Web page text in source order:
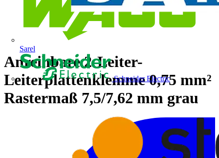
Sarel
Schneider Electric
Anreihbare 2-Leiter-
Leiterplattenklemme 0,75 mm²
Rastermaß 7,5/7,62 mm grau